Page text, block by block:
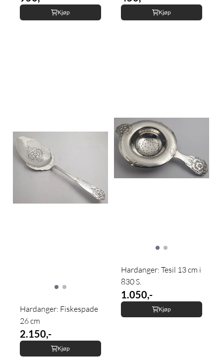
Kjøp Kjøp
Hardanger: Fiskespade
26 cm
2.150,-
Kjøp
Hardanger: Tesil 13 cm i
830 S.
1.050,-
Kjøp